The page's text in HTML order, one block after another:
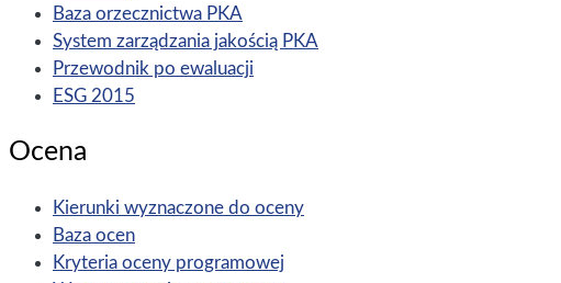
Baza orzecznictwa PKA
System zarządzania jakością PKA
Przewodnik po ewaluacji
ESG 2015
Ocena
Kierunki wyznaczone do oceny
Baza ocen
Kryteria oceny programowej